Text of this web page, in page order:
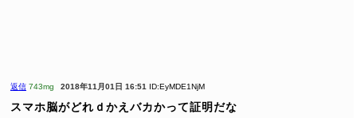
返信 743mg 2018年11月01日 16:51 ID:EyMDE1NjM
スマホ脳がどれｄかえバカかって証明だな